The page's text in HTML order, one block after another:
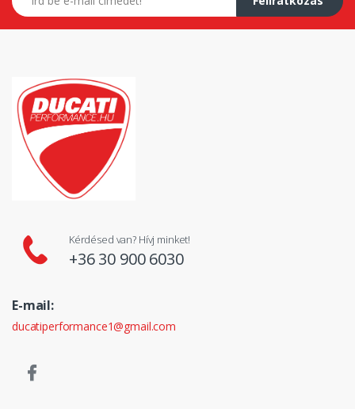
Kérdésed van? Hívj minket!
+36 30 900 6030
E-mail:
ducatiperformance1@gmail.com